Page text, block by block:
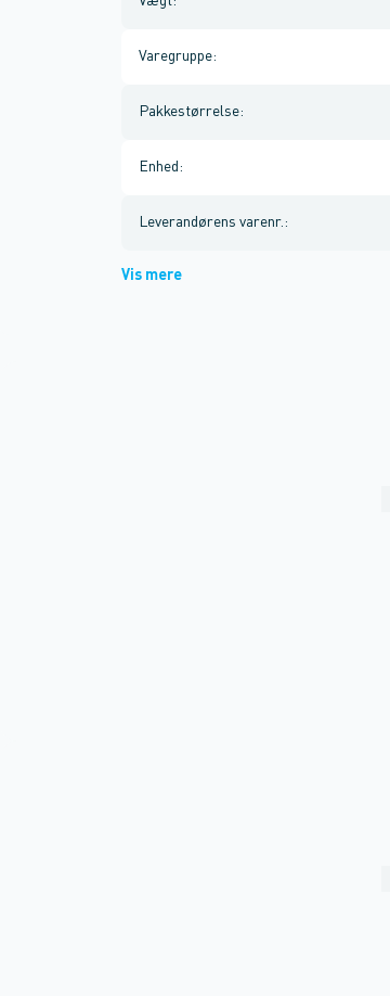
Varegruppe:
Pakkestørrelse:
Enhed :
Leverandørens varenr. :
Vis mere